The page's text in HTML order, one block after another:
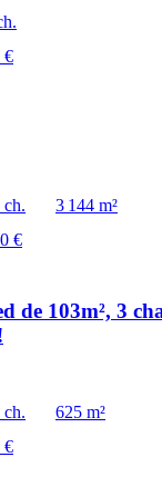
€
ch.
3 144 m²
€
de 103m², 3
ch.
625 m²
€